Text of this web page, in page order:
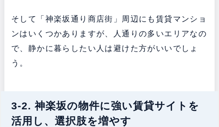
そして「神楽坂通り商店街」周辺にも賃貸マンショ
ンはいくつかありますが、人通りの多いエリアなの
で、静かに暮らしたい人は避けた方がいいでしょ
う。
3-2. 神楽坂の物件に強い賃貸サイトを
活用し、選択肢を増やす